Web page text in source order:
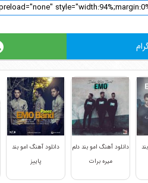
دانلود آهنگ امو بند دلم
میره برات
دانلود آهنگ امو بند
پاییز